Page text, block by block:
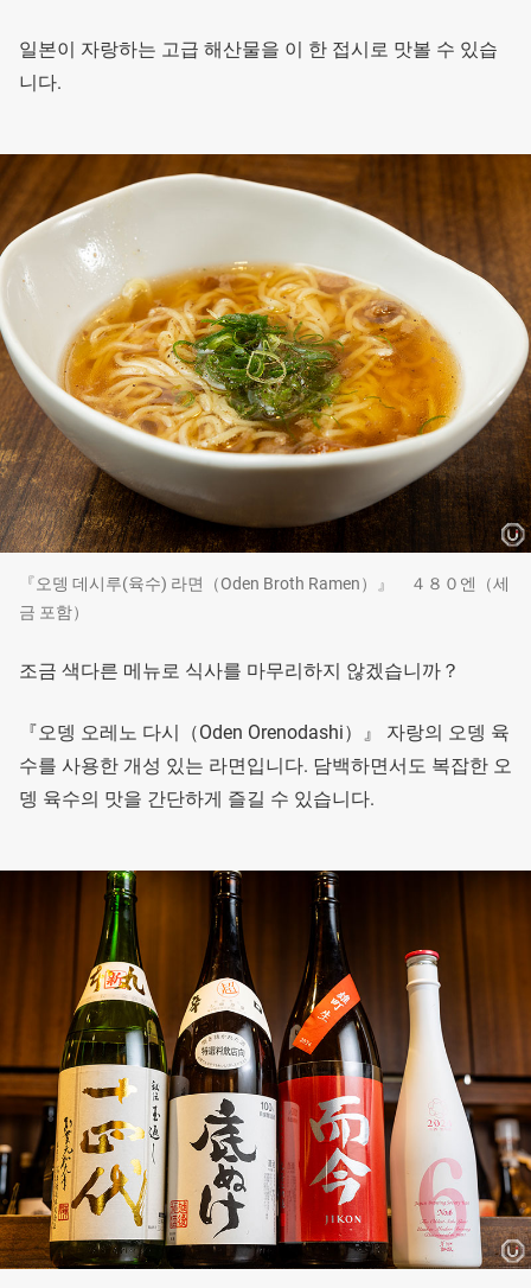
일본이 자랑하는 고급 해산물을 이 한 접시로 맛볼 수 있습
니다.
『오뎅 데시루(육수) 라면（Oden Broth Ramen）』 ４８０엔（세
금 포함）
조금 색다른 메뉴로 식사를 마무리하지 않겠습니까？
『오뎅 오레노 다시（Oden Orenodashi）』 자랑의 오뎅 육
수를 사용한 개성 있는 라면입니다. 담백하면서도 복잡한 오
뎅 육수의 맛을 간단하게 즐길 수 있습니다.